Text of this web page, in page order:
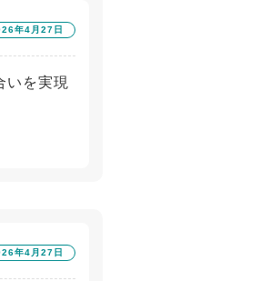
年4月27日
いを実現
年4月27日